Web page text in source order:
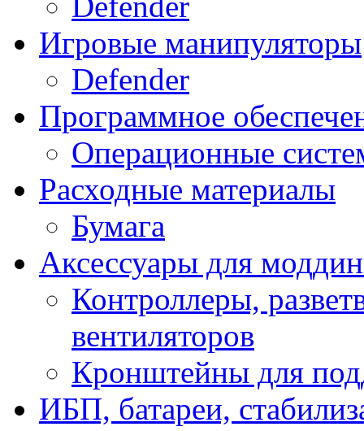
Игровые манипуляторы
Defender
Программное
Операционные
Расходные материалы
Бумага
Аксессуары для
Контроллеры,
вентиляторов
Кронштейны для
ИБП, батареи,